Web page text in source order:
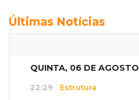
Últimas Notícias
QUINTA, 06 DE AGOSTO
22:29 Estrutura